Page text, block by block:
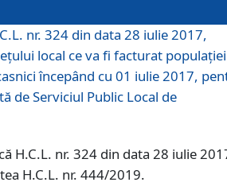
nr. 324 din data 28 iulie 2017,
local ce va fi facturat
începând cu 01 iulie 2017,
de Serviciul Public Local de
H.C.L. nr. 324 din data 28 iulie
H.C.L. nr. 444/2019.